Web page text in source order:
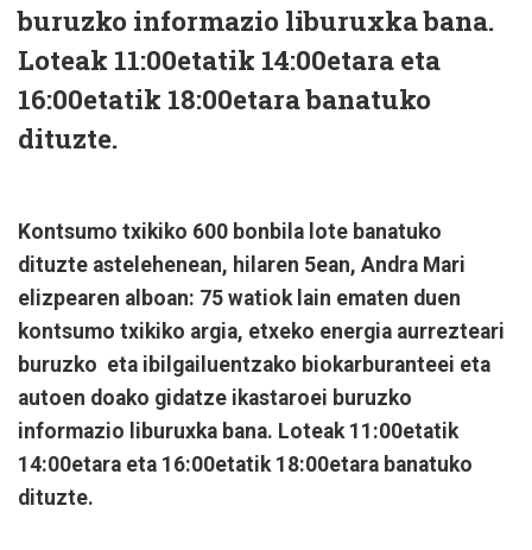
buruzko informazio liburuxka bana.
Loteak 11:00etatik 14:00etara eta
16:00etatik 18:00etara banatuko
dituzte.
Kontsumo txikiko 600 bonbila lote banatuko
dituzte astelehenean, hilaren 5ean, Andra Mari
elizpearen alboan: 75 watiok lain ematen duen
kontsumo txikiko argia, etxeko energia aurrezteari
buruzko eta ibilgailuentzako biokarburanteei eta
autoen doako gidatze ikastaroei buruzko
informazio liburuxka bana. Loteak 11:00etatik
14:00etara eta 16:00etatik 18:00etara banatuko
dituzte.